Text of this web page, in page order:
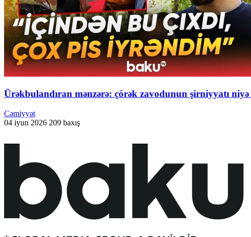
Ürəkbulandıran mənzərə: çörək zavodunun şirniyyatı
Cəmiyyət
04 iyun 2026 209 baxış